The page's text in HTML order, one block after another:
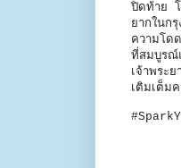
ปิดท้าย
ยากในก
ความโด
ที่สมบูรณ์
เจ้าพระ
เติมเต็ม